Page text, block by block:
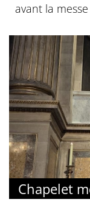
avant la
Chapelet